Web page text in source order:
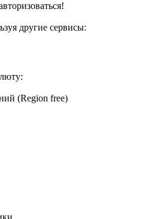
другие сервисы:
(Region free)